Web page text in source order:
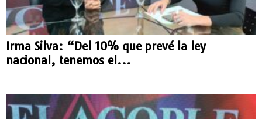
Irma Silva: “Del 10% que prevé la ley
nacional, tenemos el...